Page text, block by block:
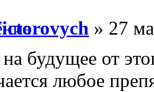
» 27
будущее от
любое